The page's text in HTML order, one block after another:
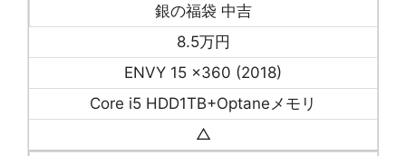
銀の福袋 中吉
8.5万円
ENVY 15 x360 (2018)
Core i5 HDD1TB+Optaneメモリ
△